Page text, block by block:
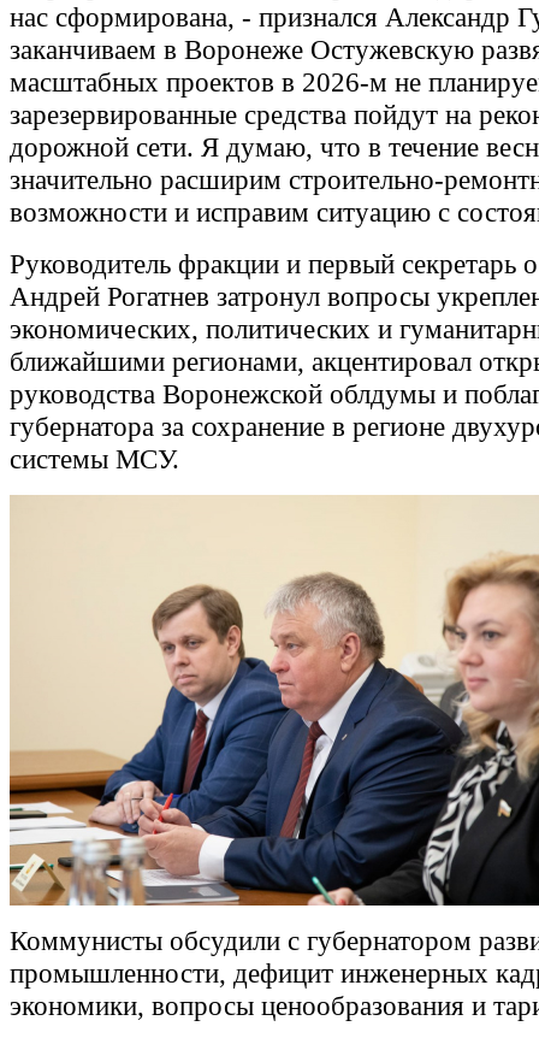
нас сформирована, - признался Александр
заканчиваем в Воронеже Остужевскую
масштабных проектов в 2026-м не
зарезервированные средства пойдут на
дорожной сети. Я думаю, что в течение
значительно расширим строительно-
возможности и исправим ситуацию с
Руководитель фракции и первый
Андрей Рогатнев затронул вопросы
экономических, политических и
ближайшими регионами, акцентировал
руководства Воронежской облдумы и
губернатора за сохранение в регионе
системы МСУ.
Коммунисты обсудили с губернатором
промышленности, дефицит инженерных
экономики, вопросы ценообразования и